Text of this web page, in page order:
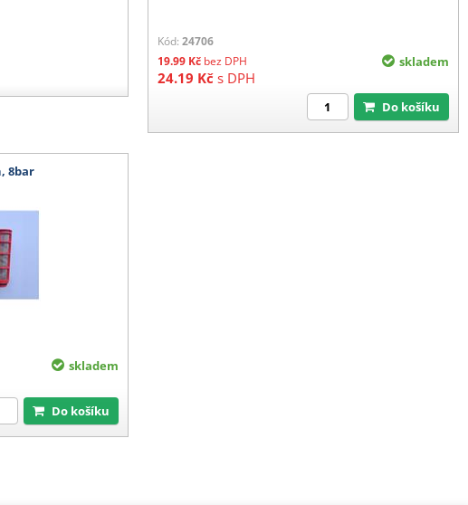
Kód:24706
19.99 Kč bez DPH
24.19 Kč s DPH
skladem
Do košíku
8bar
skladem
Do košíku